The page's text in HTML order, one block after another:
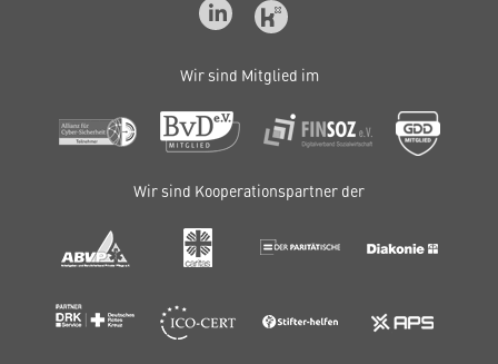
Wir sind Mitglied im
Wir sind Kooperationspartner der